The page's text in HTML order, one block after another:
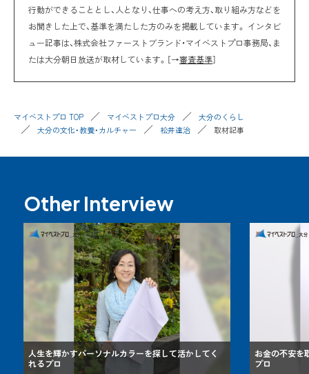
行動ができることとし、人となり、仕事への考え方、取り組み方などを
お聞きした上で、基準を満たした方のみを掲載しています。 インタビ
ュー記事は、株式会社ファーストブランド・マイベストプロ事務局、ま
たは大分朝日放送が取材しています。［→審査基準］
マイベストプロ TOP マイベストプロ大分
大分のくらし
大分の文化・教養・カルチャー
松井達治 取材記事
Other Interview
人生を輝かすパーソナルカラーを探して活かしてく
れるプロ
お金の不安を
プロ